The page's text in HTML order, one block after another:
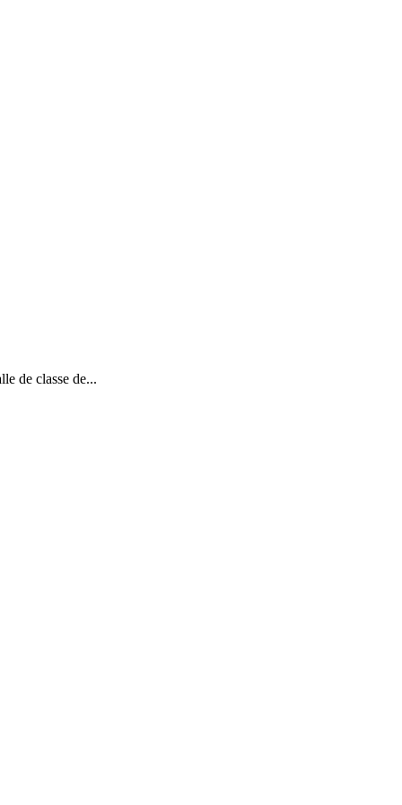
de classe de...